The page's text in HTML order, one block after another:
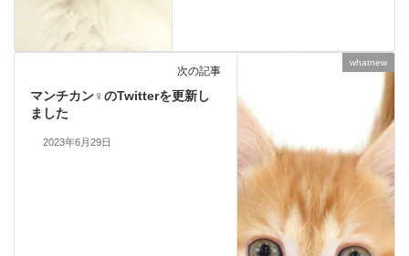
whatnew
次の記事
マンチカン♀のTwitterを更新し
ました
2023年6月29日